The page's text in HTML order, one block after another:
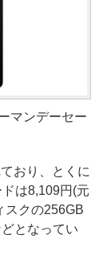
マンデーセー
おり、とくに
は8,109円(元
スクの256GB
となってい